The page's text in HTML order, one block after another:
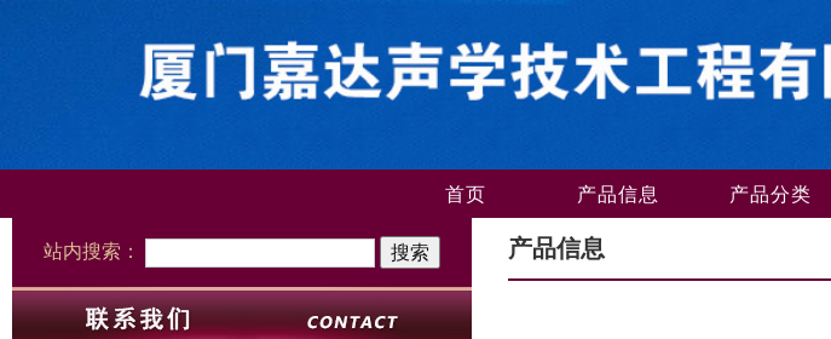
首页 产品信息 产品分类
站内搜索： 产品信息